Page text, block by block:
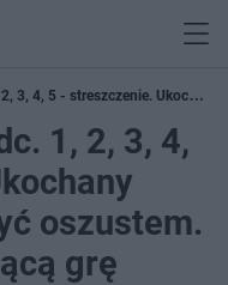
3, 4, 5 - streszczenie. Ukochany
grę
1, 2, 3, 4,
oszustem.
grę